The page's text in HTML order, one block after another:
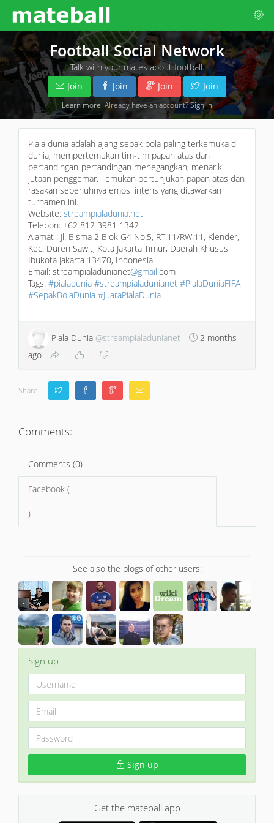
Football Social Network
Talk with your mates about football.
Join
Join Join Join
Learn more . Already have an account?Sign in
Piala dunia adalah ajang sepak bola paling terkemuka di
dunia, mempertemukan tim-tim papan atas dan
pertandingan-pertandingan menegangkan, menarik
jutaan penggemar. Temukan pertunjukan papan atas dan
rasakan sepenuhnya emosi intens yang ditawarkan
turnamen ini.
Website: streampialadunia.net
Telepon: +62 812 3981 1342
Alamat : Jl. Bisma 2 Blok G4 No.5, RT.11/RW.11, Klender,
Kec. Duren Sawit, Kota Jakarta Timur, Daerah Khusus
Ibukota Jakarta 13470, Indonesia
Email: streampialadunianet@gmail.com
Tags: #pialadunia #streampialadunianet #PialaDuniaFIFA
#SepakBolaDunia #JuaraPialaDunia
Piala Dunia @streampialadunianet
2 months
ago
Share:
Comments:
Comments (0)
Facebook (
)
See also the blogs of other users:
Sign up
Sign up
Get the mateball app